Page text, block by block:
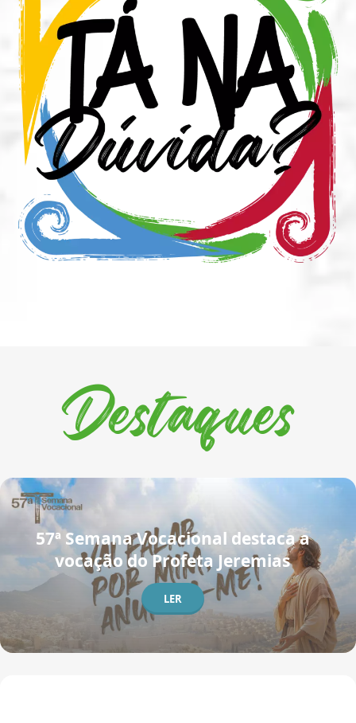
Destaques
57ª Semana Vocacional destaca a
vocação do Profeta Jeremias
LER